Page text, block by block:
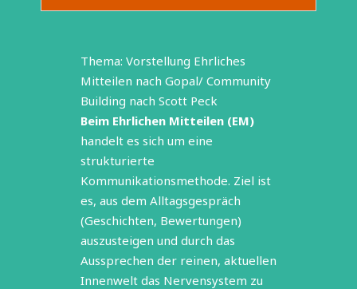
Thema: Vorstellung Ehrliches
Mitteilen nach Gopal/ Community
Building nach Scott Peck
Beim Ehrlichen Mitteilen (EM)
handelt es sich um eine
strukturierte
Kommunikationsmethode. Ziel ist
es, aus dem Alltagsgespräch
(Geschichten, Bewertungen)
auszusteigen und durch das
Aussprechen der reinen, aktuellen
Innenwelt das Nervensystem zu